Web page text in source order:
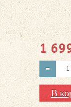
1
-
В